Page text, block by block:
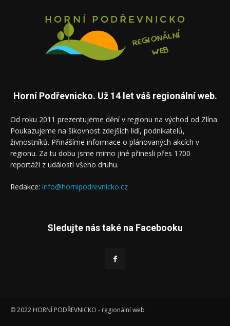
Horní Podřevnicko. Už 14 let váš regionální web.
Od roku 2011 prezentujeme dění v regionu na východ od Zlína.
Poukazujeme na šikovnost zdejších lidí, podnikatelů,
živnostníků. Přinášíme informace o plánovaných akcích v
regionu. Za tu dobu jsme mimo jiné přinesli přes 1700
reportáží z událostí všeho druhu.
Redakce: info@hornipodrevnicko.cz
Sledujte nás také na Facebooku
© 2022 HORNÍ PODŘEVNICKO - regionální web